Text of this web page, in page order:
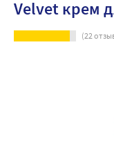
Velvet крем
(22